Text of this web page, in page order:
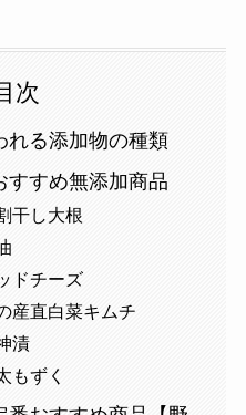
次
れる添加物の種類
すすめ無添加商品
干し大根
ドチーズ
産直白菜キムチ
漬
もずく